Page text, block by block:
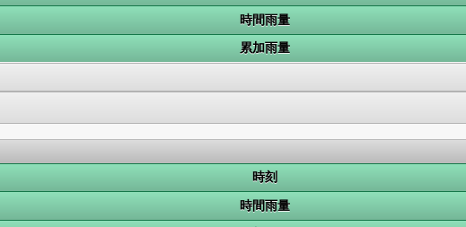
時間雨量
累加雨量
時刻
時間雨量